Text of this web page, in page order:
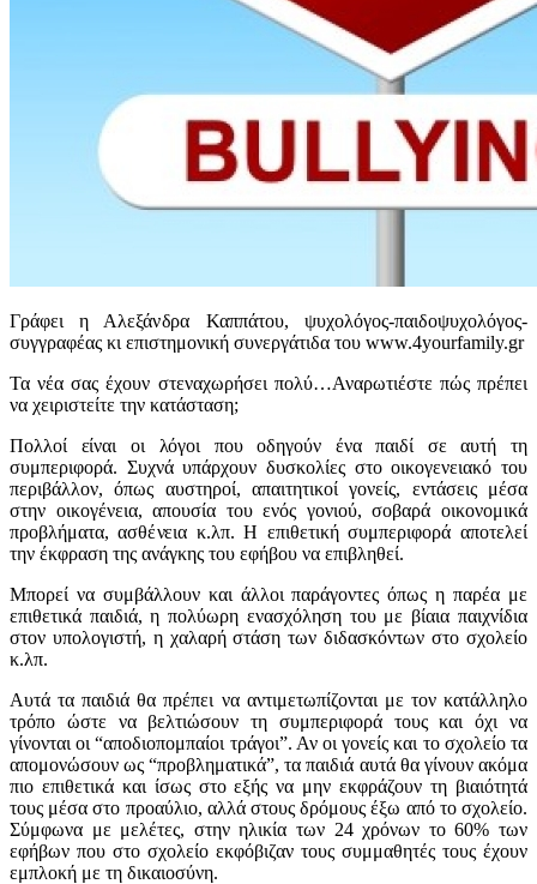
Γράφει η Αλεξάνδρα Καππάτου, ψυχολόγος-παιδοψυχολόγος-
συγγραφέας κι επιστημονική συνεργάτιδα του www.4yourfamily.gr
Τα νέα σας έχουν στεναχωρήσει πολύ…Αναρωτιέστε πώς πρέπει
να χειριστείτε την κατάσταση;
Πολλοί είναι οι λόγοι που οδηγούν ένα παιδί σε αυτή τη
συμπεριφορά. Συχνά υπάρχουν δυσκολίες στο οικογενειακό του
περιβάλλον, όπως αυστηροί, απαιτητικοί γονείς, εντάσεις μέσα
στην οικογένεια, απουσία του ενός γονιού, σοβαρά οικονομικά
προβλήματα, ασθένεια κ.λπ. Η επιθετική συμπεριφορά αποτελεί
την έκφραση της ανάγκης του εφήβου να επιβληθεί.
Μπορεί να συμβάλλουν και άλλοι παράγοντες όπως η παρέα με
επιθετικά παιδιά, η πολύωρη ενασχόληση του με βίαια παιχνίδια
στον υπολογιστή, η χαλαρή στάση των διδασκόντων στο σχολείο
κ.λπ.
Αυτά τα παιδιά θα πρέπει να αντιμετωπίζονται με τον κατάλληλο
τρόπο ώστε να βελτιώσουν τη συμπεριφορά τους και όχι να
γίνονται οι “αποδιοπομπαίοι τράγοι”. Αν οι γονείς και το σχολείο τα
απομονώσουν ως “προβληματικά”, τα παιδιά αυτά θα γίνουν ακόμα
πιο επιθετικά και ίσως στο εξής να μην εκφράζουν τη βιαιότητά
τους μέσα στο προαύλιο, αλλά στους δρόμους έξω από το σχολείο.
Σύμφωνα με μελέτες, στην ηλικία των 24 χρόνων το 60% των
εφήβων που στο σχολείο εκφόβιζαν τους συμμαθητές τους έχουν
εμπλοκή με τη δικαιοσύνη.